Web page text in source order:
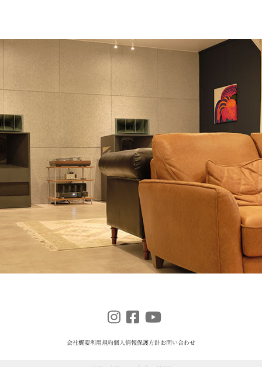
会社概要利用規約個人情報保護方針お問い合わせ